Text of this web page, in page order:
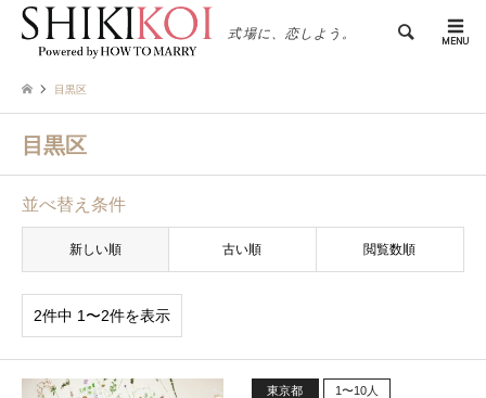
式場に、恋しよう。 検索
目黒区
目黒区
並べ替え条件
新しい順 古い順 閲覧数順
2件中 1〜2件を表示
東京都 1〜10人